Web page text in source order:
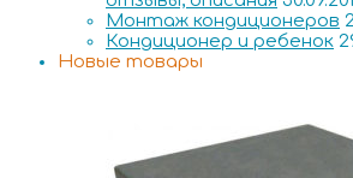
Монтаж кондиционеров
Кондиционер и ребенок
Новые товары